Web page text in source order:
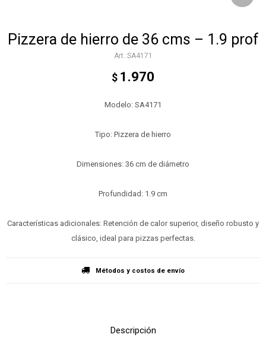
Pizzera de hierro de 36 cms – 1.9 prof
SA4171
$ 1.970
Modelo: SA4171
Tipo: Pizzera de hierro
Dimensiones: 36 cm de diámetro
Profundidad: 1.9 cm
Características adicionales: Retención de calor superior, diseño robusto y
clásico, ideal para pizzas perfectas.
Métodos y costos de envío
Descripción